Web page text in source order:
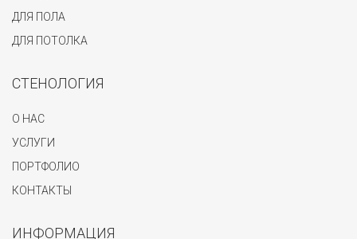
ДЛЯ ПОЛА
ДЛЯ ПОТОЛКА
СТЕНОЛОГИЯ
О НАС
УСЛУГИ
ПОРТФОЛИО
КОНТАКТЫ
ИНФОРМАЦИЯ